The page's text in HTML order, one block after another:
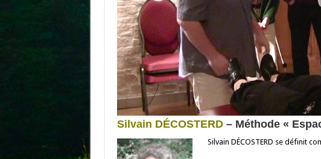
Silvain DÉCOSTERD– Méthode «
Silvain DÉCOSTERD se définit